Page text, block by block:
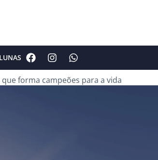
forma campeões para a vida